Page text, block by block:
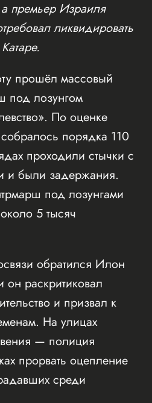
премьер Израиля
ликвидировать
прошёл массовый
под лозунгом
По оценке
порядка 110
проходили стычки с
и были задержания.
под лозунгами
5 тысяч
обратился Илон
раскритиковал
и призвал к
На улицах
— полиция
прорвать оцепление
среди